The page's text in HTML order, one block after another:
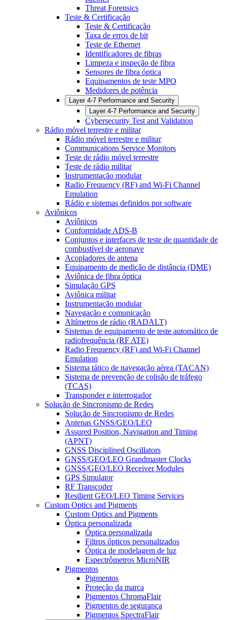
Threat Forensics
Teste & Certificação
Teste & Certificação
Taxa de erros de bit
Teste de Ethernet
Identificadores de fibras
Limpeza e inspeção de fibra
Sensores de fibra óptica
Equipamentos de teste MPO
Medidores de potência
Layer 4-7 Performance and Security
Layer 4-7 Performance and Security
Cybersecurity Test and Validation
Rádio móvel terrestre e militar
Rádio móvel terrestre e militar
Communications Service Monitors
Teste de rádio móvel terrestre
Teste de rádio militar
Instrumentação modular
Radio Frequency (RF) and Wi-Fi Channel
Emulation
Rádio e sistemas definidos por software
Aviônicos
Aviônicos
Conformidade ADS-B
Conjuntos e interfaces de teste de quantidade de
combustível de aeronave
Acopladores de antena
Equipamento de medição de distância (DME)
Aviônica de fibra óptica
Simulação GPS
Aviônica militar
Instrumentação modular
Navegação e comunicação
Altímetros de rádio (RADALT)
Sistemas de equipamento de teste automático de
radiofrequência (RF ATE)
Radio Frequency (RF) and Wi-Fi Channel
Emulation
Sistema tático de navegação aérea (TACAN)
Sistema de prevenção de colisão de tráfego
(TCAS)
Transponder e interrogador
Solução de Sincronismo de Redes
Solução de Sincronismo de Redes
Antenas GNSS/GEO/LEO
Assured Position, Navigation and Timing
(APNT)
GNSS Disciplined Oscillators
GNSS/GEO/LEO Grandmaster Clocks
GNSS/GEO/LEO Receiver Modules
GPS Simulator
RF Transcoder
Resilient GEO/LEO Timing Services
Custom Optics and Pigments
Custom Optics and Pigments
Óptica personalizada
Óptica personalizada
Filtros ópticos personalizados
Óptica de modelagem de luz
Espectrômetros MicroNIR
Pigmentos
Pigmentos
Proteção da marca
Pigmentos ChromaFlair
Pigmentos de segurança
Pigmentos SpectraFlair